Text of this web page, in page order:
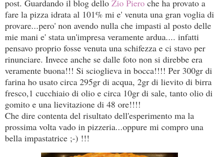
post. Guardando il blog dello Zio Piero che ha provato a
fare la pizza idrata al 101% mi e' venuta una gran voglia di
provare...pero' non avendo nulla che impasti al posto delle
mie mani e' stata un'impresa veramente ardua.... infatti
pensavo proprio fosse venuta una schifezza e ci stavo per
rinunciare. Invece anche se dalle foto non si direbbe era
veramente buona!!! Si scioglieva in bocca!!!! Per 300gr di
farina ho usato circa 295gr di acqua, 2gr di lievito di birra
fresco,1 cucchiaio di olio e circa 10gr di sale, tanto olio di
gomito e una lievitazione di 48 ore!!!!
Che dire contenta del risultato dell'esperimento ma la
prossima volta vado in pizzeria...oppure mi compro una
bella impastatrice ;-) !!!